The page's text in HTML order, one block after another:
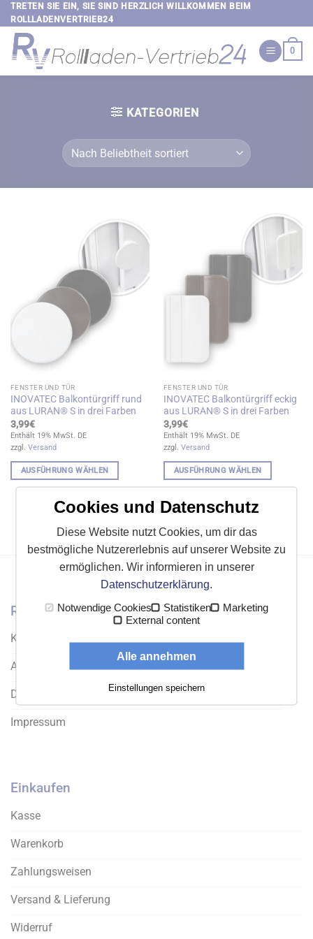
Zum
Inhalt
springen
TRETEN SIE EIN, SIE SIND HERZLICH WILLKOMMEN BEIM
ROLLLADENVERTRIEB24
0
KATEGORIEN
FENSTER UND TÜR
INOVATEC Balkontürgriff rund
aus LURAN® S in drei Farben
3,99€
Enthält 19% MwSt. DE
zzgl. Versand
AUSFÜHRUNG WÄHLEN
Dieses
Varianten
können
auf
der
gewählt
FENSTER UND TÜR
INOVATEC Balkontürgriff eckig
aus LURAN® S in drei Farben
3,99€
Enthält 19% MwSt. DE
zzgl. Versand
AUSFÜHRUNG WÄHLEN
Dieses
Produkt
weist
mehrere
Varianten
Die
Optionen
können
auf
gewählt
Rechtliches
Kontakt
Allgemeine Geschäftsbedingung
Datenschutz
Impressum
Einkaufen
Kasse
Warenkorb
Zahlungsweisen
Versand & Lieferung
Widerruf
Cookies und Datenschutz
Diese Website nutzt Cookies, um dir das
bestmögliche Nutzererlebnis auf unserer Website zu
ermöglichen. Wir informieren in unserer
Datenschutzerklärung.
Notwendige Cookies
Statistiken
Marketing
External content
Alle annehmen
Einstellungen speichern